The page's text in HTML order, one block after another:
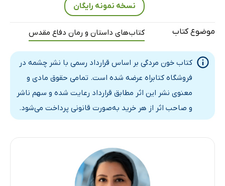
نسخه نمونه رایگان
موضوع کتاب کتاب‌های داستان و رمان دفاع مقدس
کتاب خون مردگی بر اساس قرارداد رسمی با نشر چشمه در
فروشگاه کتابراه عرضه شده است. تمامی حقوق مادی و
معنوی نشر این اثر مطابق قرارداد رعایت شده و سهم ناشر
و صاحب اثر از هر خرید به‌صورت قانونی پرداخت می‌شود.